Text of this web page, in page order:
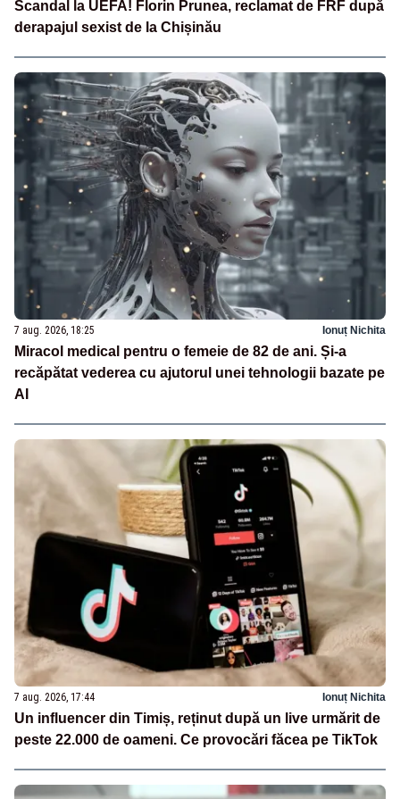
Scandal la UEFA! Florin Prunea, reclamat de FRF după
derapajul sexist de la Chișinău
7 aug. 2026, 18:25 Ionuț Nichita
Miracol medical pentru o femeie de 82 de ani. Și-a
recăpătat vederea cu ajutorul unei tehnologii bazate pe
AI
7 aug. 2026, 17:44 Ionuț Nichita
Un influencer din Timiș, reținut după un live urmărit de
peste 22.000 de oameni. Ce provocări făcea pe TikTok